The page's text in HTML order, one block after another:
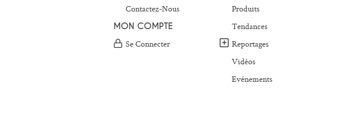
Contactez-Nous
MON COMPTE
Se Connecter
Produits
Tendances
Reportages
Vidéos
Evénements